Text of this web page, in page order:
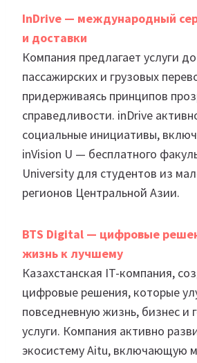
InDrive — международный
и доставки
Компания предлагает услуги
пассажирских и грузовых
придерживаясь принципов
справедливости. inDrive
социальные инициативы,
inVision U — бесплатного
University для студентов из
регионов Центральной Азии.
BTS Digital — цифровые
жизнь к лучшему
Казахстанская IT-компания,
цифровые решения, которые
повседневную жизнь, бизнес и
услуги. Компания активно
экосистему Aitu, включающую